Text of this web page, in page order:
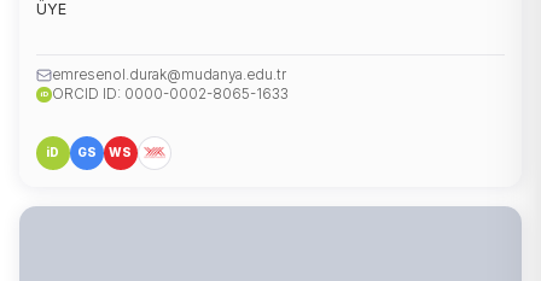
ÜYE
emresenol.durak@mudanya.edu.tr
iD ORCID ID: 0000-0002-8065-1633
iD GS WS